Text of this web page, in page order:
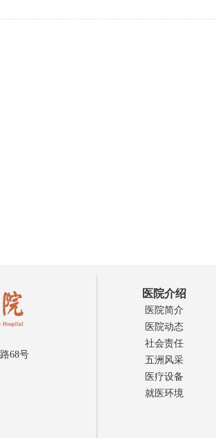
68号
医院介绍
医院简介
医院动态
社会责任
五洲风采
医疗设备
就医环境